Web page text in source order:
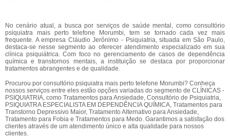
No cenário atual, a busca por serviços de saúde mental, como consultório
psiquiatra mais perto telefone Morumbi, tem se tornado cada vez mais
frequente. A empresa Cláudio Jerônimo - Psiquiatria, situada em São Paulo,
destaca-se nesse segmento ao oferecer atendimento especializado em sua
clínica psiquiátrica. Com foco no gerenciamento de casos de dependência
química e transtornos mentais, a instituição se destaca por proporcionar
tratamentos abrangentes e de qualidade.
Procurou por consultório psiquiatra mais perto telefone Morumbi? Conheça
nossos serviços entre eles estão opções variadas do segmento de CLÍNICAS -
PSIQUIATRIA, como Tratamentos para Ansiedade, Consultório de Psiquiatria,
PSIQUIATRA ESPECIALISTA EM DEPENDÊNCIA QUÍMICA, Tratamentos para
Transtorno Depressivo Maior, Tratamento Alternativo para Ansiedade,
Tratamento para Fobia e Tratamentos para Medo. Garantimos a satisfação dos
clientes através de um atendimento único e alta qualidade para nossos
clientes.